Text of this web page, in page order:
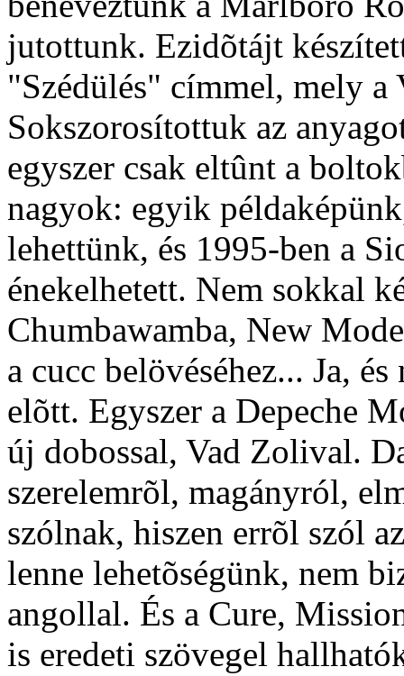
jutottunk. Ezidõtájt
"Szédülés" címmel, mely
Sokszorosítottuk az
egyszer csak eltûnt a
nagyok: egyik
lehettünk, és 1995-ben a
énekelhetett. Nem sokkal
Chumbawamba, New
a cucc belövéséhez... Ja,
elõtt. Egyszer a Depeche
új dobossal, Vad Zolival.
szerelemrõl, magányról,
szólnak, hiszen errõl szól
lenne lehetõségünk, nem
angollal. És a Cure,
is eredeti szövegel